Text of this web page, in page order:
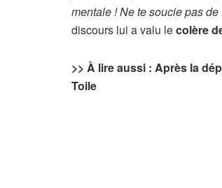
mentale ! Ne te soucie pas
discours lui a valu lecolère
>> À lire aussi : Après la
Toile